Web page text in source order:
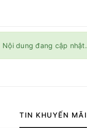
Nội dung đang cập nhật.
TIN KHUYẾN MÃI